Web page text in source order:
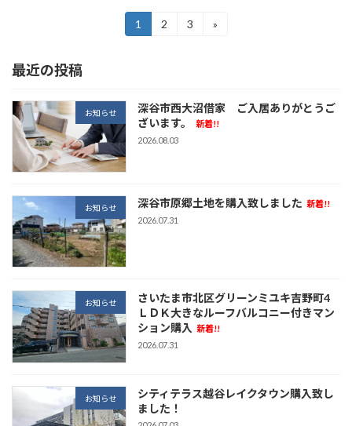
の
ペ
ー
ジ
り
固
定
1
固
2
固
3 »
最近の投稿
お知らせ
深谷市西大沼借家 ご入居ありがとうご
ざいます。
新着!!
2026.08.03
お知らせ 深谷市原郷土地を購入致しました 新着!!
2026.07.31
お知らせ
さいたま市北区グリーンミユキ吉野町4
ＬＤＫ大きなルーフバルコニー付きマン
ション購入 新着!!
2026.07.31
お知らせ
シティテラス越谷レイクタウン購入致し
ました！